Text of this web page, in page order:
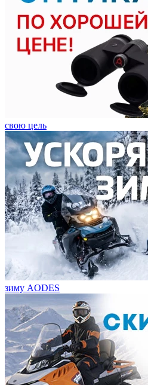
свою цель
зиму AODES